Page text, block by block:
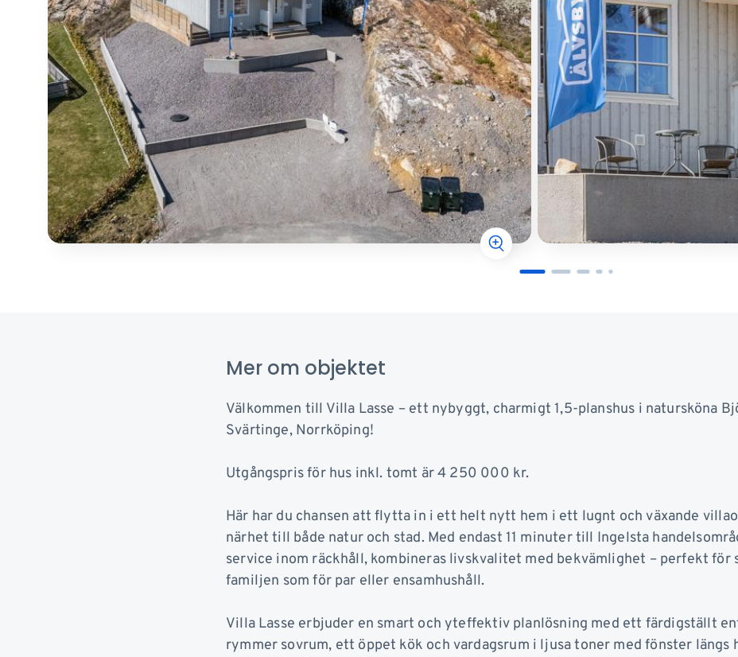
Mer om objektet
Välkommen till Villa Lasse – ett nybyggt, charmigt 1,5-planshus i natursköna
Svärtinge, Norrköping!
Utgångspris för hus inkl. tomt är 4 250 000 kr.
Här har du chansen att flytta in i ett helt nytt hem i ett lugnt och växande
närhet till både natur och stad. Med endast 11 minuter till Ingelsta
service inom räckhåll, kombineras livskvalitet med bekvämlighet – perfekt för
familjen som för par eller ensamhushåll.
Villa Lasse erbjuder en smart och yteffektiv planlösning med ett färdigställt
rymmer sovrum, ett öppet kök och vardagsrum i ljusa toner med fönster längs